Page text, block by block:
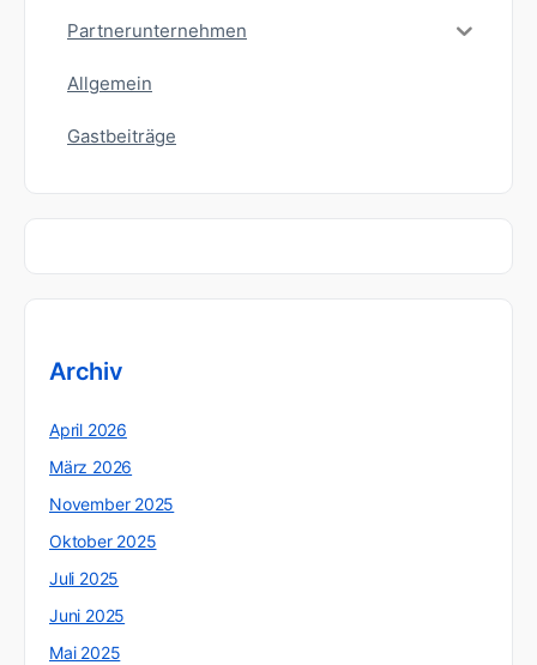
Partnerunternehmen
Allgemein
Gastbeiträge
Archiv
April 2026
März 2026
November 2025
Oktober 2025
Juli 2025
Juni 2025
Mai 2025